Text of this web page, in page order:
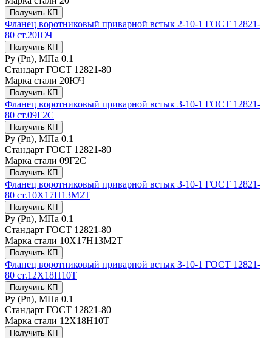
Получить КП
Фланец воротниковый приварной встык 2-10-1 ГОСТ 12821-
80 ст.20ЮЧ
Получить КП
Ру (Рn), МПа 0.1
Стандарт ГОСТ 12821-80
Марка стали 20ЮЧ
Получить КП
Фланец воротниковый приварной встык 3-10-1 ГОСТ 12821-
80 ст.09Г2С
Получить КП
Ру (Рn), МПа 0.1
Стандарт ГОСТ 12821-80
Марка стали 09Г2С
Получить КП
Фланец воротниковый приварной встык 3-10-1 ГОСТ 12821-
80 ст.10Х17Н13М2Т
Получить КП
Ру (Рn), МПа 0.1
Стандарт ГОСТ 12821-80
Марка стали 10Х17Н13М2Т
Получить КП
Фланец воротниковый приварной встык 3-10-1 ГОСТ 12821-
80 ст.12Х18Н10Т
Получить КП
Ру (Рn), МПа 0.1
Стандарт ГОСТ 12821-80
Марка стали 12Х18Н10Т
Получить КП